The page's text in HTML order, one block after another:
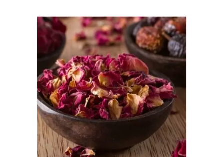
Roses
Venez en mai à Kelâat M'Gouna où la vallée des
roses est teintée à l'air parfumée de la rose
Centifolia et les rues sont inondées de pétales
roses sucrés. La rose est un ingrédient
typiquement marocain dans les plats sucrés et
salés, ajoutant des arômes floraux intenses. Des
délices turcs appétissants à la rose et au
ghriyba aux amandes, la rose fait partie de
l'ADN culinaire du pays.